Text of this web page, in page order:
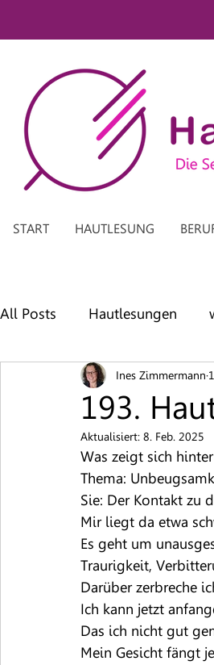
START HAUTLESUNG
All Posts Hautlesungen
Blutschwämmchen
Hautpilz Muttermal
Schuppenflechte
193.
Ines Zimmermann
Aktualisiert: 8. Feb. 2025
Was zeigt sich
Thema:
Sie: Der Kontakt zu
Mir liegt da etwa
Es geht um
Traurigkeit,
Darüber zerbreche
Ich kann jetzt
Das ich nicht gut
Mein Gesicht fängt